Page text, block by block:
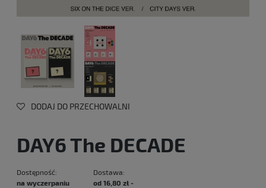
DODAJ DO PRZECHOWALNI
DAY6 The DECADE
Dostępność:
na wyczerpaniu
Dostawa:
od 16,80 zł -